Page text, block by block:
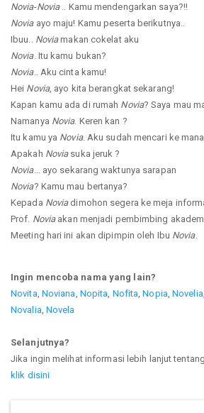
Novia-Novia.. Kamu mendengarkan saya?!!
Noviaayo maju! Kamu peserta berikutnya..
Ibuu.. Noviamakan cokelat aku
Novia. Itu kamu bukan?
Novia.. Aku cinta kamu!
Hei Novia, ayo kita berangkat sekarang!
Kapan kamu ada di rumah Novia? Saya mau
Namanya Novia. Keren kan ?
Itu kamu ya Novia. Aku sudah mencari ke
Apakah Noviasuka jeruk ?
Novia... ayo sekarang waktunya sarapan
Novia? Kamu mau bertanya?
Kepada Noviadimohon segera ke meja
Prof. Noviaakan menjadi pembimbing
Meeting hari ini akan dipimpin oleh Ibu Novia.
Ingin mencoba nama yang lain?
Novita Noviana Nopita Nofita ,Nopia ,Novelia
Novalia Novela
Selanjutnya?
Jika ingin melihat informasi lebih lanjut
klik disini